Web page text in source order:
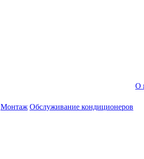
Монтаж Обслуживание кондиционеров
О